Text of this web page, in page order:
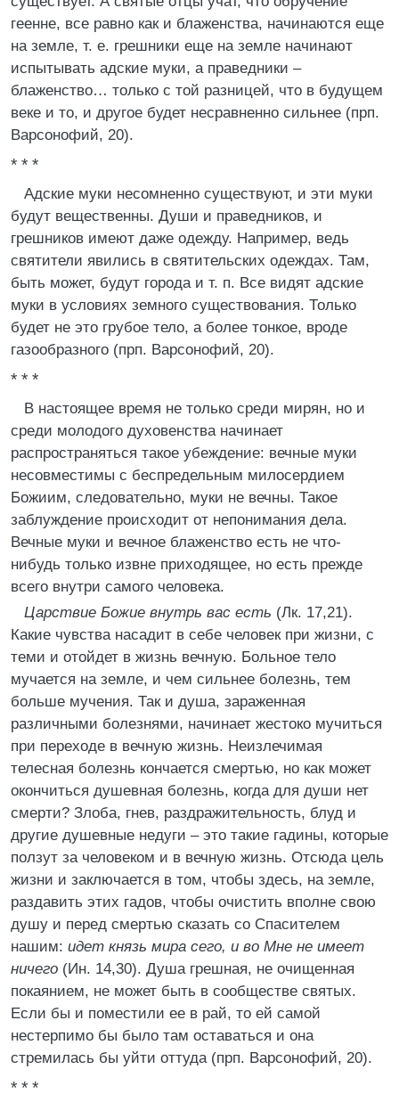
геенне, все равно как и блаженства, начинаются еще
на земле, т. е. грешники еще на земле начинают
испытывать адские муки, а праведники –
блаженство… только с той разницей, что в будущем
веке и то, и другое будет несравненно сильнее (прп.
Варсонофий, 20).
* * *
Адские муки несомненно существуют, и эти муки
будут вещественны. Души и праведников, и
грешников имеют даже одежду. Например, ведь
святители явились в святительских одеждах. Там,
быть может, будут города и т. п. Все видят адские
муки в условиях земного существования. Только
будет не это грубое тело, а более тонкое, вроде
газообразного (прп. Варсонофий, 20).
* * *
В настоящее время не только среди мирян, но и
среди молодого духовенства начинает
распространяться такое убеждение: вечные муки
несовместимы с беспредельным милосердием
Божиим, следовательно, муки не вечны. Такое
заблуждение происходит от непонимания дела.
Вечные муки и вечное блаженство есть не что-
нибудь только извне приходящее, но есть прежде
всего внутри самого человека.
Царствие Божие внутрь вас есть (Лк. 17,21).
Какие чувства насадит в себе человек при жизни, с
теми и отойдет в жизнь вечную. Больное тело
мучается на земле, и чем сильнее болезнь, тем
больше мучения. Так и душа, зараженная
различными болезнями, начинает жестоко мучиться
при переходе в вечную жизнь. Неизлечимая
телесная болезнь кончается смертью, но как может
окончиться душевная болезнь, когда для души нет
смерти? Злоба, гнев, раздражительность, блуд и
другие душевные недуги – это такие гадины, которые
ползут за человеком и в вечную жизнь. Отсюда цель
жизни и заключается в том, чтобы здесь, на земле,
раздавить этих гадов, чтобы очистить вполне свою
душу и перед смертью сказать со Спасителем
нашим: идет князь мира сего, и во Мне не имеет
ничего (Ин. 14,30). Душа грешная, не очищенная
покаянием, не может быть в сообществе святых.
Если бы и поместили ее в рай, то ей самой
нестерпимо бы было там оставаться и она
стремилась бы уйти оттуда (прп. Варсонофий, 20).
* * *